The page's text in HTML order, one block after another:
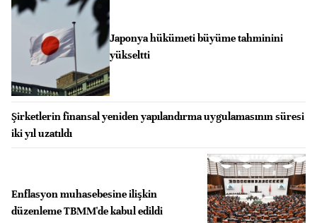
Japonya hükümeti büyüme tahminini
yükseltti
Şirketlerin finansal yeniden yapılandırma uygulamasının süresi
iki yıl uzatıldı
Enflasyon muhasebesine ilişkin
düzenleme TBMM'de kabul edildi